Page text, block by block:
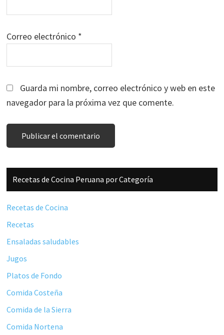
Correo electrónico *
Guarda mi nombre, correo electrónico y web en este
navegador para la próxima vez que comente.
Barra
lateral
principal
Recetas de Cocina Peruana por Categoría
Recetas de Cocina
Recetas
Ensaladas saludables
Jugos
Platos de Fondo
Comida Costeña
Comida de la Sierra
Comida Nortena